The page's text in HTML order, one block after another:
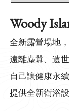
Woody
全新露營場地
遠離塵囂、遺
自己讓健康永續
提供全新衛浴設